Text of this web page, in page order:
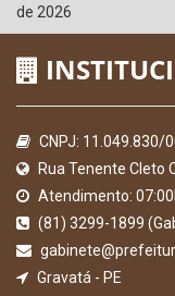
de 2026
CNPJ: 11.049.830/
Rua Tenente Cleto
Atendimento:
(81) 3299-1899
Gravatá - PE